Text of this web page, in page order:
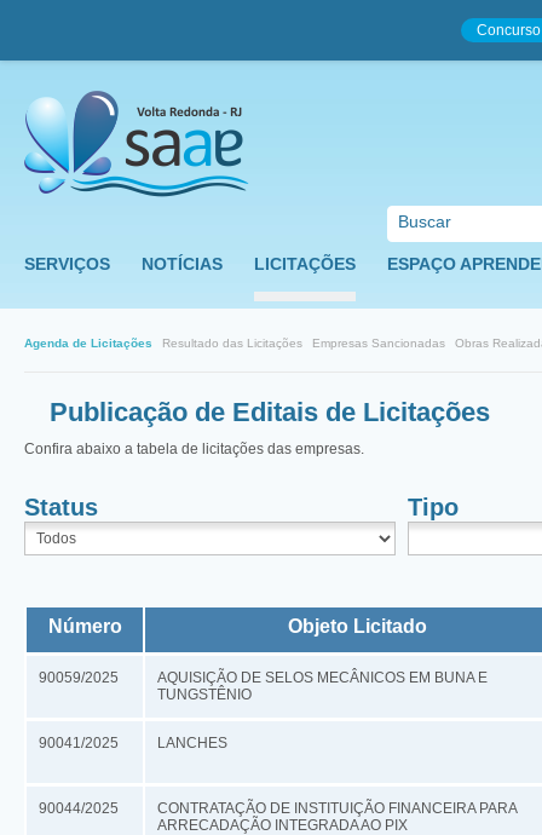
SERVIÇOS NOTÍCIAS LICITAÇÕES ESPAÇO
Agenda de Licitações Resultado das Licitações Empresas Sancionadas Obras
Publicação de Editais de Licitações
Confira abaixo a tabela de licitações das empresas.
Status Tipo
Número Objeto Licitado
90059/2025
AQUISIÇÃO DE SELOS MECÂNICOS EM BUNA E
TUNGSTÊNIO
90041/2025 LANCHES
90044/2025
CONTRATAÇÃO DE INSTITUIÇÃO FINANCEIRA PARA
ARRECADAÇÃO INTEGRADA AO PIX